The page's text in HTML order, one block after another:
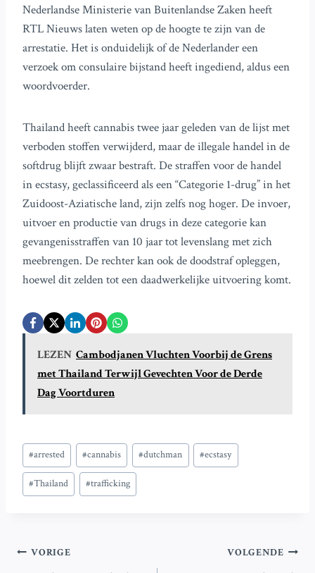
Nederlandse Ministerie van Buitenlandse Zaken heeft
RTL Nieuws laten weten op de hoogte te zijn van de
arrestatie. Het is onduidelijk of de Nederlander een
verzoek om consulaire bijstand heeft ingediend, aldus een
woordvoerder.
Thailand heeft cannabis twee jaar geleden van de lijst met
verboden stoffen verwijderd, maar de illegale handel in de
softdrug blijft zwaar bestraft. De straffen voor de handel
in ecstasy, geclassificeerd als een “Categorie 1-drug” in het
Zuidoost-Aziatische land, zijn zelfs nog hoger. De invoer,
uitvoer en productie van drugs in deze categorie kan
gevangenisstraffen van 10 jaar tot levenslang met zich
meebrengen. De rechter kan ook de doodstraf opleggen,
hoewel dit zelden tot een daadwerkelijke uitvoering komt.
LEZEN Cambodjanen Vluchten Voorbij de Grens
met Thailand Terwijl Gevechten Voor de Derde
Dag Voortduren
Bericht
tags:
#arrested #cannabis #dutchman #ecstasy
#Thailand #trafficking
Bericht
VORIGE VOLGENDE